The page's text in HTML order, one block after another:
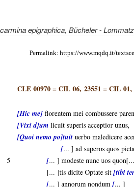
carmina epigraphica, Bücheler -
Permalink: https://www.mqdq.it/
CLE 00970=CIL 06, 23551 =CIL 01,
[Hic me] florentem mei combussere
[Vixi d]um licuit superis acceptior unus,
[Quoi nemo po]tuit uerbo maledicere
[... ] ad superos quos
5
[... ] modeste nunc uos
[... ]tis dicite Optate sit [tibi
[... ] annorum nondum [... ]